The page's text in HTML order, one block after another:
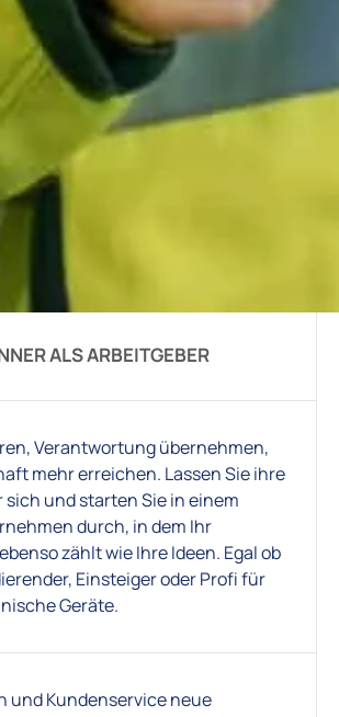
ALS ARBEITGEBER
Verantwortung übernehmen,
mehr erreichen. Lassen Sie ihre
und starten Sie in einem
durch, in dem Ihr
zählt wie Ihre Ideen. Egal ob
Einsteiger oder Profi für
Geräte.
und Kundenservice neue